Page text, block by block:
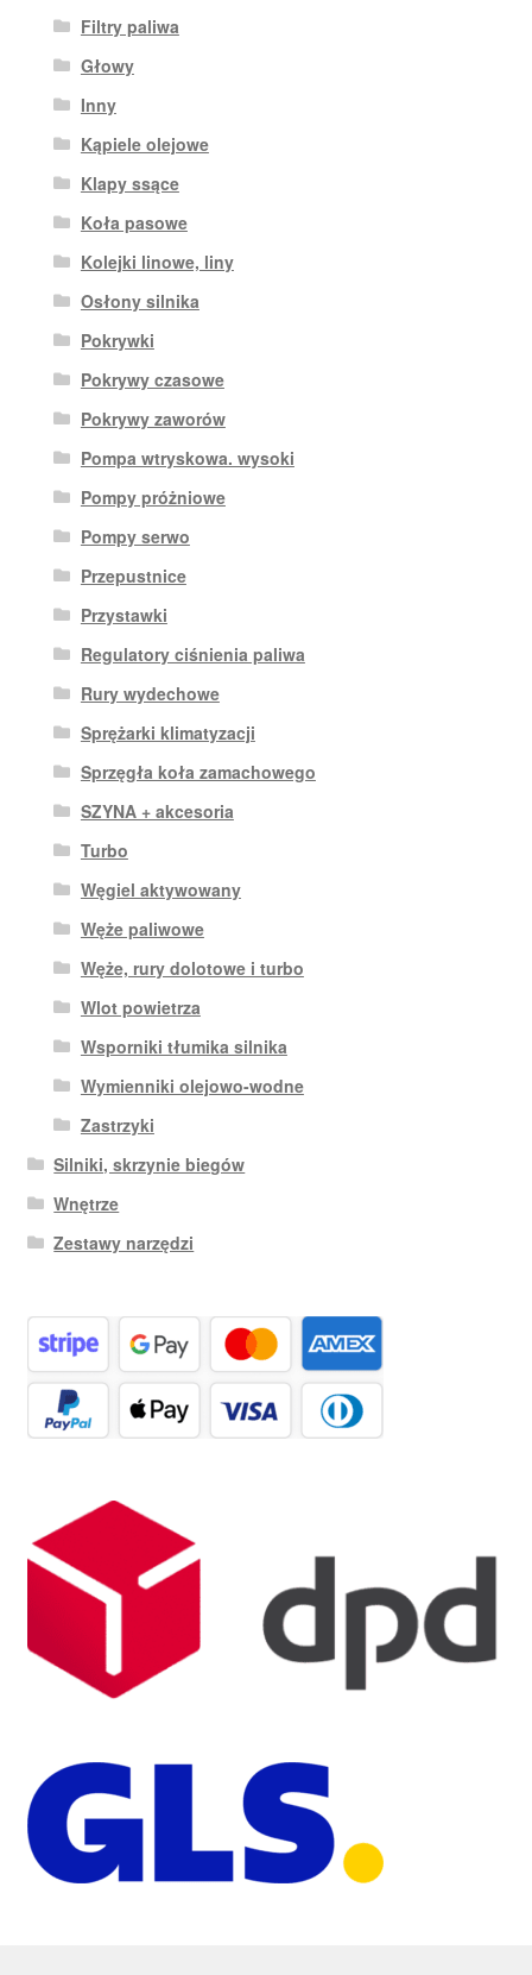
Filtry paliwa
Głowy
Inny
Kąpiele olejowe
Klapy ssące
Koła pasowe
Kolejki linowe, liny
Osłony silnika
Pokrywki
Pokrywy czasowe
Pokrywy zaworów
Pompa wtryskowa. wysoki
Pompy próżniowe
Pompy serwo
Przepustnice
Przystawki
Regulatory ciśnienia paliwa
Rury wydechowe
Sprężarki klimatyzacji
Sprzęgła koła zamachowego
SZYNA + akcesoria
Turbo
Węgiel aktywowany
Węże paliwowe
Węże, rury dolotowe i turbo
Wlot powietrza
Wsporniki tłumika silnika
Wymienniki olejowo-wodne
Zastrzyki
Silniki, skrzynie biegów
Wnętrze
Zestawy narzędzi